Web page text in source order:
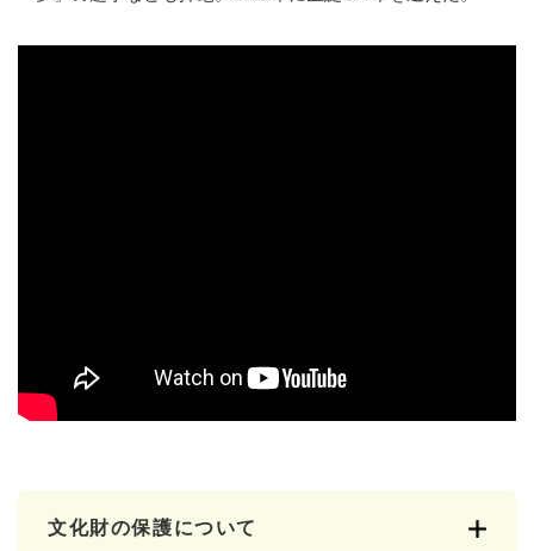
文化財の保護について